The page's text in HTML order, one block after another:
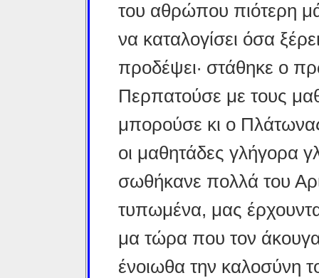
του αθρώπου πιότερη
να καταλογίσει όσα
προδέψει· στάθηκε ο
Περ­πατούσε με τους
μπορούσε κι ο
οι μαθητάδες γλήγορα
σωθήκανε πολλά του
τυπωμένα, μας
μα τώρα που τον
ένοιωθα την καλοσύνη